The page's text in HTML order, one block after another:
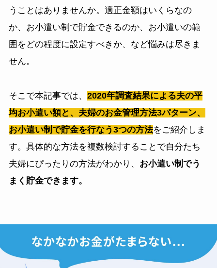
うことはありませんか。適正金額はいくらなの
か、お小遣い制で貯金できるのか、お小遣いの範
囲をどの程度に設定すべきか、など悩みは尽きま
せん。
そこで本記事では、 2020年調査結果による夫の平
均お小遣い額と、夫婦のお金管理方法3パターン、
お小遣い制で貯金を行なう3つの方法をご紹介しま
す。具体的な方法を複数検討することで自分たち
夫婦にぴったりの方法がわかり、 お小遣い制でう
まく貯金できます。